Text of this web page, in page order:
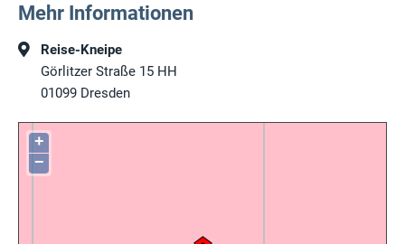
Mehr Informationen
Reise-Kneipe
Görlitzer Straße 15 HH
01099 Dresden
+
−